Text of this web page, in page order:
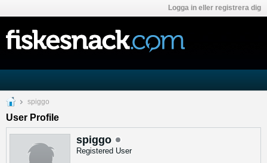
Logga in eller registrera dig
spiggo
User Profile
spiggo
Registered User